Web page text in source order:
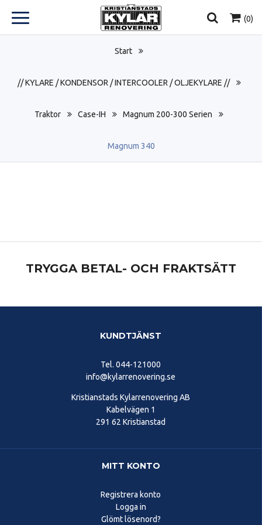
(0)
Start
// KYLARE / KONDENSOR / INTERCOOLER / OLJEKYLARE //
Traktor Case-IH Magnum 200-300 Serien
Magnum 340
TRYGGA BETAL- OCH FRAKTSÄTT
KUNDTJÄNST
Tel. 044-121000
info@kylarrenovering.se
Kristianstads Kylarrenovering AB
Kabelvägen 1
291 62 Kristianstad
MITT KONTO
Registrera konto
Logga in
Glömt lösenord?